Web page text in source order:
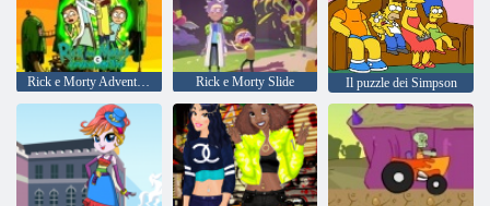
Rick e Morty Adventure Rick e Morty Slide Il puzzle dei Simpson